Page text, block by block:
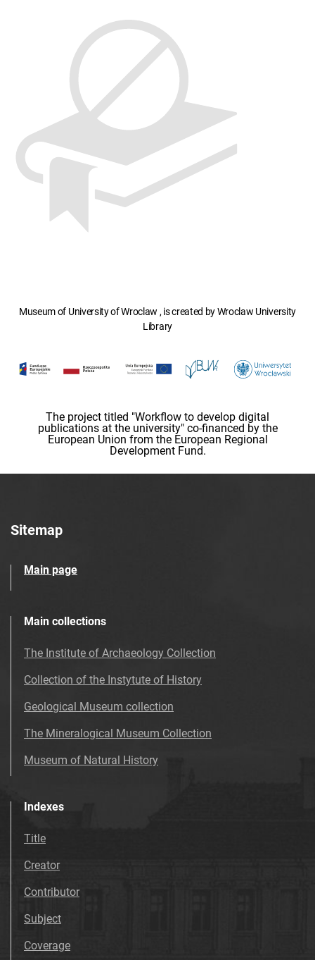
Museum of University of Wroclaw , is created by Wroclaw University
Library
The project titled "Workflow to develop digital
publications at the university" co-financed by the
European Union from the European Regional
Development Fund.
Sitemap
Main page
Main collections
The Institute of Archaeology Collection
Collection of the Instytute of History
Geological Museum collection
The Mineralogical Museum Collection
Museum of Natural History
Indexes
Title
Creator
Contributor
Subject
Coverage